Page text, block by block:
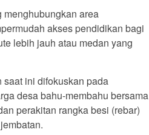
area
akses pendidikan bagi
lebih jauh atau medan yang
ini difokuskan pada
desa bahu-membahu bersama
perakitan rangka besi (rebar)